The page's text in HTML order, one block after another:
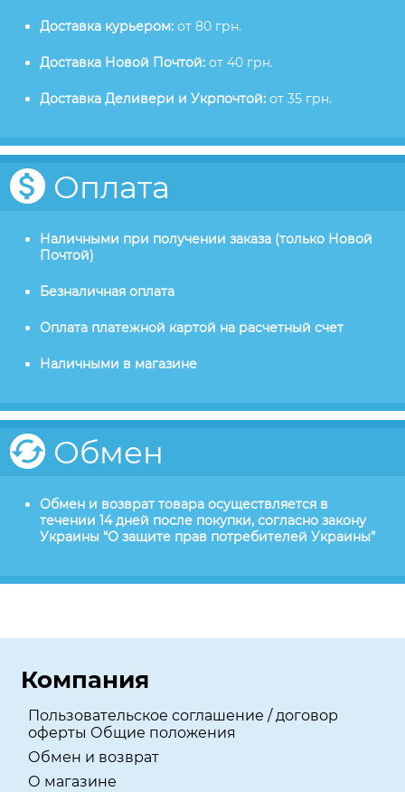
Доставка курьером: от 80 грн.
Доставка Новой Почтой: от 40 грн.
Доставка Деливери и Укрпочтой: от 35 грн.
Оплата
Наличными при получении заказа (только Новой
Почтой)
Безналичная оплата
Оплата платежной картой на расчетный счет
Наличными в магазине
Обмен
Обмен и возврат товара осуществляется в
течении 14 дней после покупки, согласно закону
Украины “О защите прав потребителей Украины”
Компания
Пользовательское соглашение / договор
оферты Общие положения
Обмен и возврат
О магазине